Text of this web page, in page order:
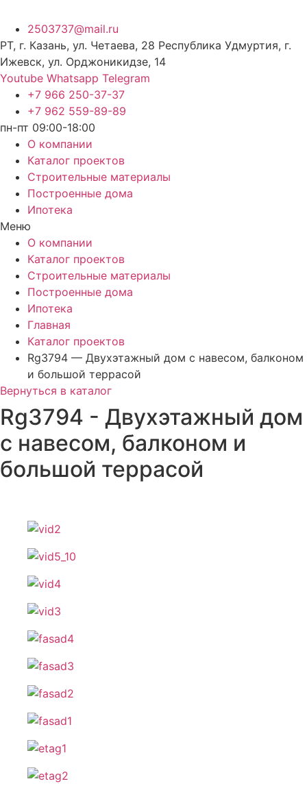
2503737@mail.ru
РТ, г. Казань, ул. Четаева, 28 Республика Удмуртия, г.
Ижевск, ул. Орджоникидзе, 14
Youtube Whatsapp Telegram
+7 966 250-37-37
+7 962 559-89-89
пн-пт 09:00-18:00
О компании
Каталог проектов
Строительные материалы
Построенные дома
Ипотека
Меню
О компании
Каталог проектов
Строительные материалы
Построенные дома
Ипотека
Главная
Каталог проектов
Rg3794 — Двухэтажный дом с навесом, балконом
и большой террасой
Вернуться в каталог
Rg3794 - Двухэтажный дом
с навесом, балконом и
большой террасой